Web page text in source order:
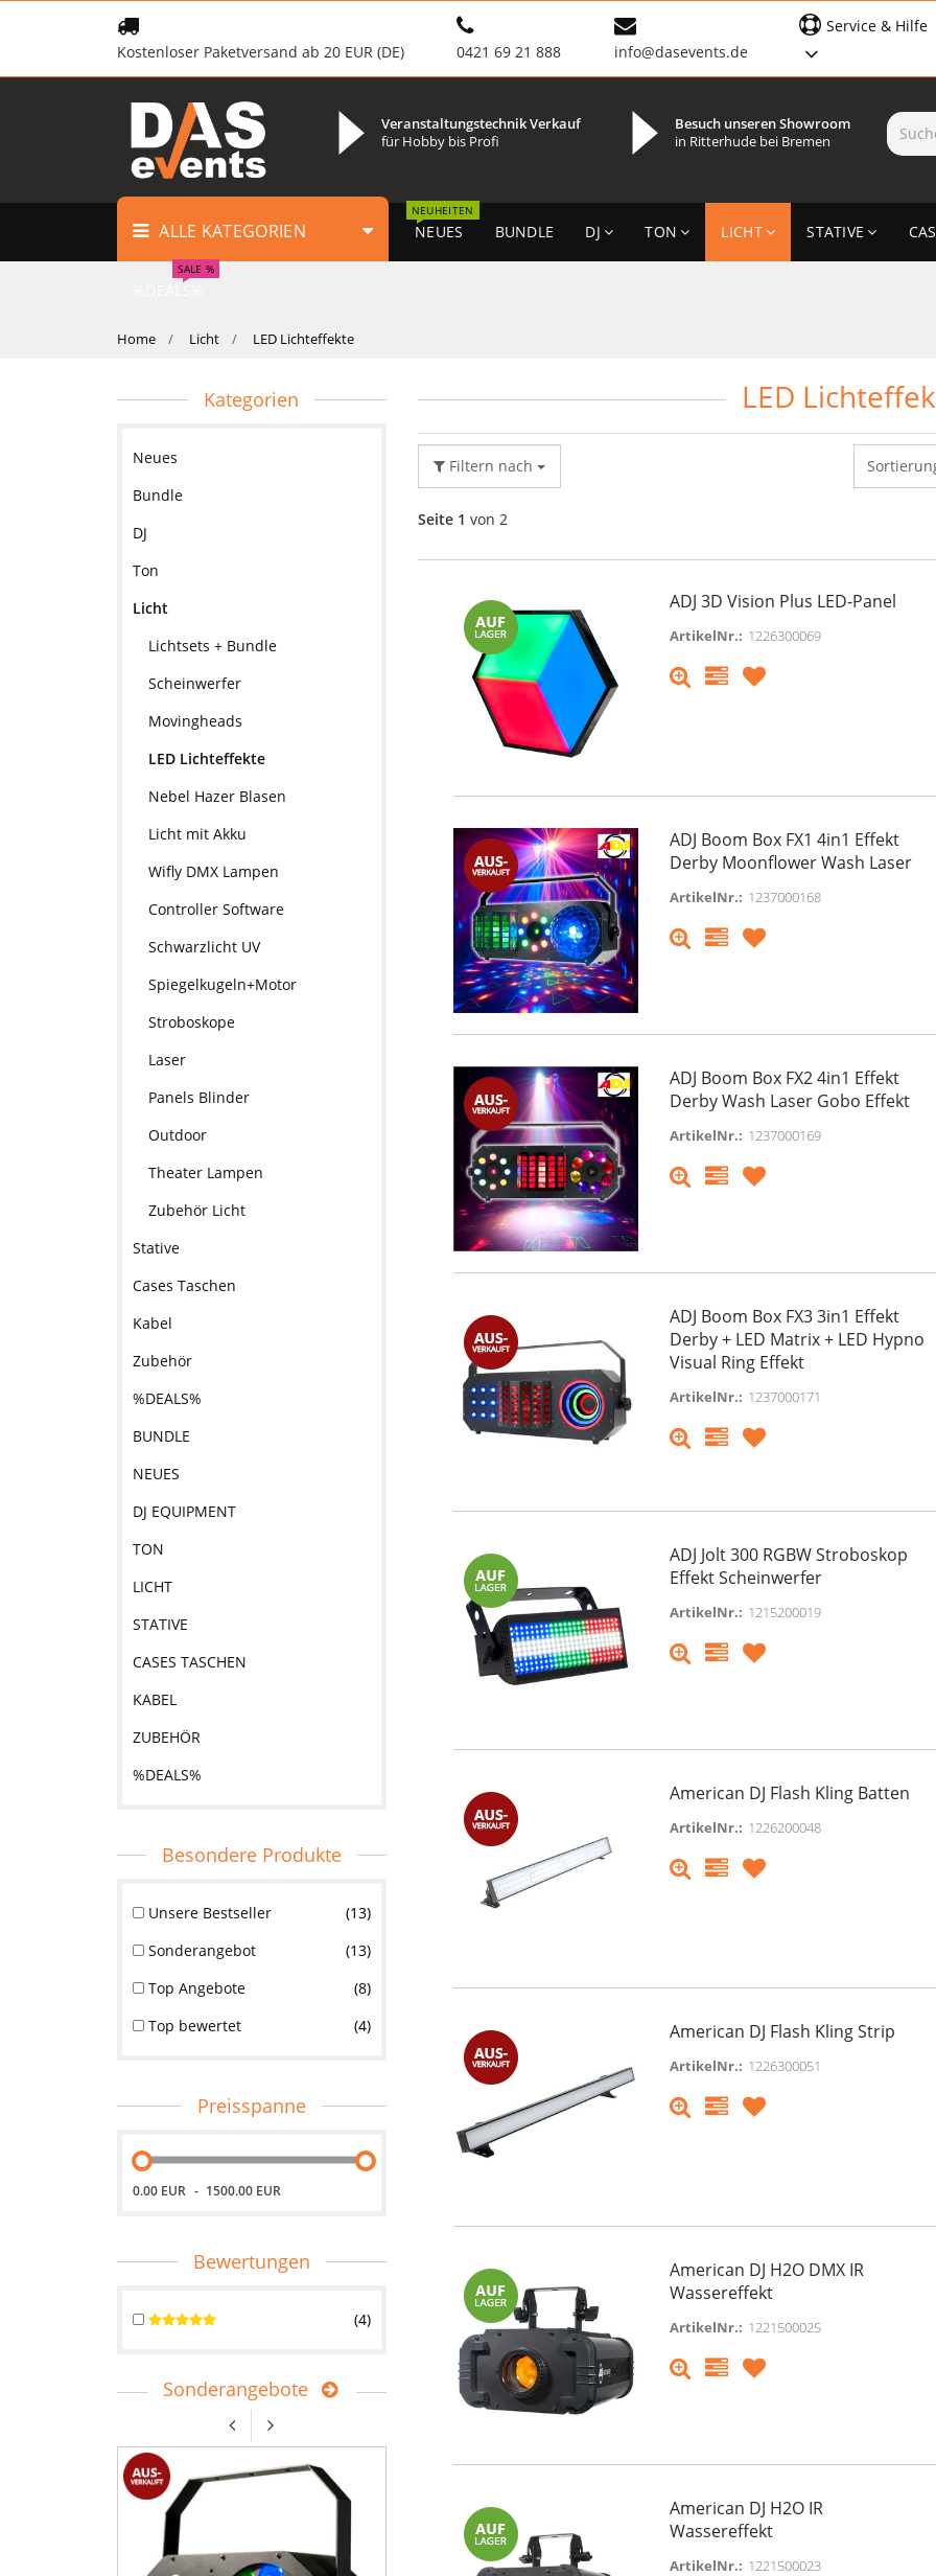
Kostenloser Paketversand ab 20 EUR (DE) 0421 69 21 888 info@dasevents.de
Service & Hilfe
Veranstaltungstechnik Verkauf
für Hobby bis Profi
Besuch unseren Showroom
in Ritterhude bei Bremen
ALLE KATEGORIEN NEUES
NEUHEITEN
BUNDLE DJ TON LICHT STATIVE
SALE %
Home Licht LED Lichteffekte
LED
Filtern nach
Seite 1 von 2
ADJ 3D Vision Plus LED-Panel
ArtikelNr.: 1226300069
ADJ Boom Box FX1 4in1 Effekt
Derby Moonflower Wash Laser
ArtikelNr.: 1237000168
ADJ Boom Box FX2 4in1 Effekt
Derby Wash Laser Gobo Effekt
ArtikelNr.: 1237000169
ADJ Boom Box FX3 3in1 Effekt
Derby + LED Matrix + LED Hypno
Visual Ring Effekt
ArtikelNr.: 1237000171
ADJ Jolt 300 RGBW Stroboskop
Effekt Scheinwerfer
ArtikelNr.: 1215200019
American DJ Flash Kling Batten
ArtikelNr.: 1226200048
American DJ Flash Kling Strip
ArtikelNr.: 1226300051
American DJ H2O DMX IR
Wassereffekt
ArtikelNr.: 1221500025
American DJ H2O IR
Wassereffekt
ArtikelNr.: 1221500023
Kategorien
Neues
Bundle
DJ
Ton
Licht
Lichtsets + Bundle
Scheinwerfer
Movingheads
LED Lichteffekte
Nebel Hazer Blasen
Licht mit Akku
Wifly DMX Lampen
Controller Software
Schwarzlicht UV
Spiegelkugeln+Motor
Stroboskope
Laser
Panels Blinder
Outdoor
Theater Lampen
Zubehör Licht
Stative
Cases Taschen
Kabel
Zubehör
%DEALS%
BUNDLE
NEUES
DJ EQUIPMENT
TON
LICHT
STATIVE
CASES TASCHEN
KABEL
ZUBEHÖR
%DEALS%
Besondere Produkte
13
Unsere Bestseller
13
Sonderangebot
8
Top Angebote
4
Top bewertet
Preisspanne
0.00 EUR 1500.00 EUR
Bewertungen
4
Sonderangebote